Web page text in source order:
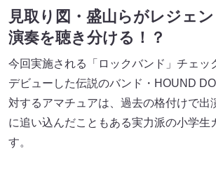
見取り図・盛山らがレジェ
演奏を聴き分ける！？
今回実施される「ロックバンド」チェッ
デビューした伝説のバンド・HOUND
対するアマチュアは、過去の格付けで出
に追い込んだこともある実力派の小学生
す。